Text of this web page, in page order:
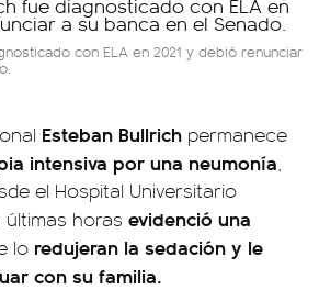
con ELA en 2021 y debió renunciar
Esteban Bullrich permanece
intensiva por una neumonía,
el Hospital Universitario
horas evidenció una
lo redujeran la sedación y le
con su familia.